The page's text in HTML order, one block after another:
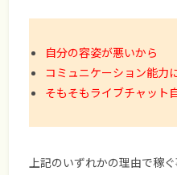
自分の容姿が悪いから
コミュニケーション能力
そもそもライブチャット
上記のいずれかの理由で稼